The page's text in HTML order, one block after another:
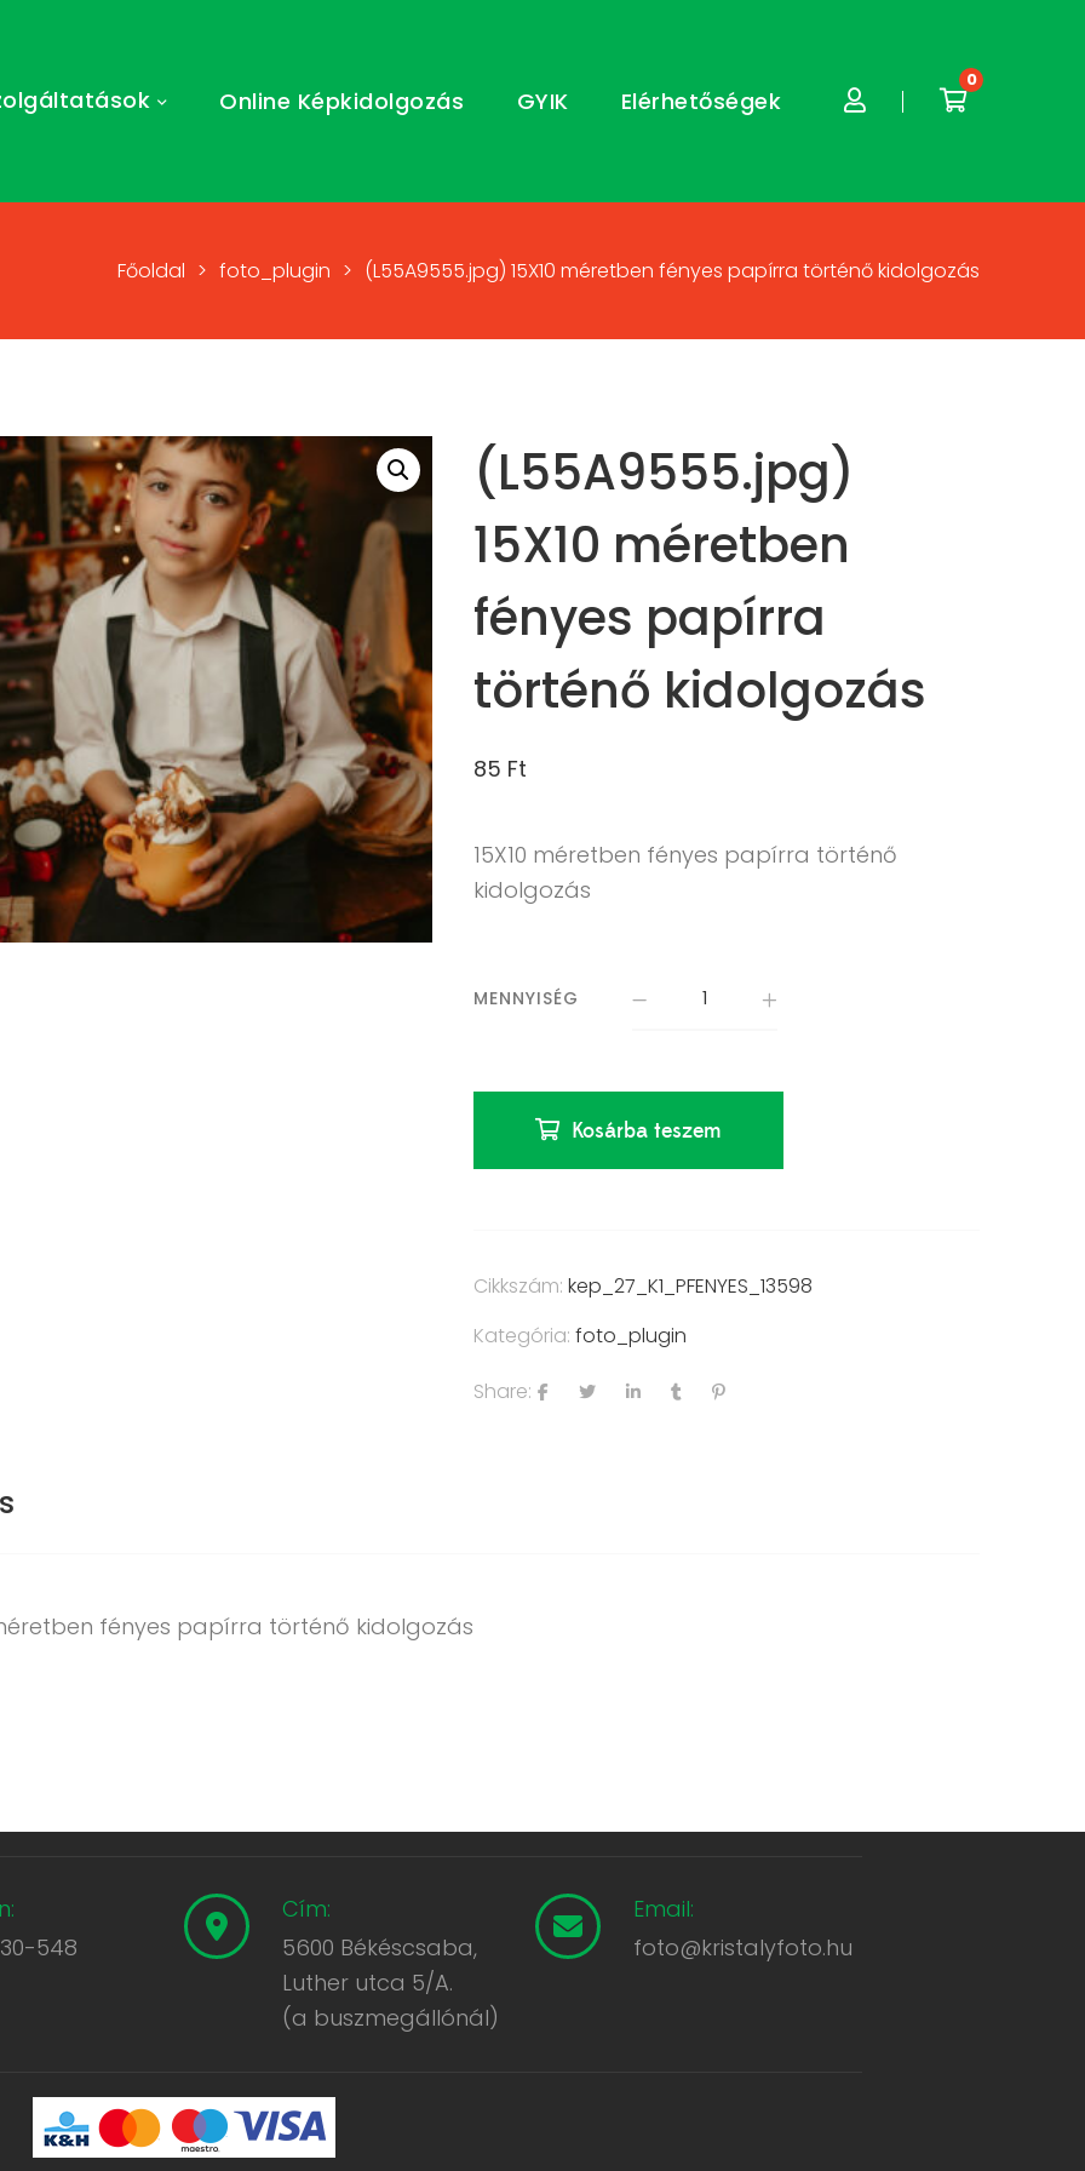
Online Képkidolgozás GYIK Elérhetőségek
0
Főoldal > foto_plugin > (L55A9555.jpg) 15X10 méretben fényes papírra történő kidolgozás
(L55A9555.jpg)
15X10 méretben
fényes papírra
történő kidolgozás
85 Ft
15X10 méretben fényes papírra történő
kidolgozás
MENNYISÉG
Kosárba teszem
Cikkszám:kep_27_K1_PFENYES_13598
Kategória:foto_plugin
Share:
fényes papírra történő kidolgozás
548
Cím:
5600 Békéscsaba,
Luther utca 5/A.
(a buszmegállónál)
Email:
foto@kristalyfoto.hu